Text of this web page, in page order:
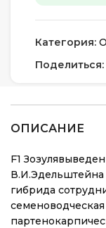
Категория:
Поделиться:
ОПИСАНИЕ
F1
гибрида